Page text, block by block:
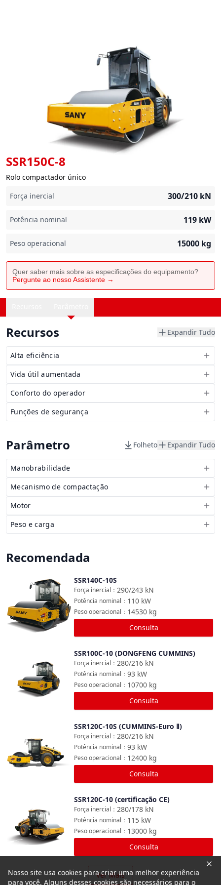
SSR150C-8
Rolo compactador único
Força inercial
300/210 kN
Potência nominal 119 kW
Peso operacional 15000 kg
Quer saber mais sobre as especificações do equipamento?
Pergunte ao nosso Assistente →
Recursos Expandir Tudo
Alta eficiência
Vida útil aumentada
Conforto do operador
Funções de segurança
Parâmetro Folheto Expandir Tudo
Manobrabilidade
Mecanismo de compactação
Motor
Peso e carga
Recomendada
Comparar
SSR140C-10S
290/243 kN
Força inercial ：
110 kW
Potência nominal ：
14530 kg
Peso operacional ：
Consulta
SSR100C-10 (DONGFENG CUMMINS)
280/216 kN
Força inercial ：
93 kW
Potência nominal ：
10700 kg
Peso operacional ：
Consulta
SSR120C-10S (CUMMINS-Euro Ⅱ)
280/216 kN
Força inercial ：
93 kW
Potência nominal ：
12400 kg
Peso operacional ：
Consulta
SSR120C-10 (certificação CE)
280/178 kN
Força inercial ：
115 kW
Potência nominal ：
13000 kg
Peso operacional ：
Consulta
Ver Mais
Nosso site usa cookies para criar uma melhor experiência
para você. Alguns desses cookies são necessários para o